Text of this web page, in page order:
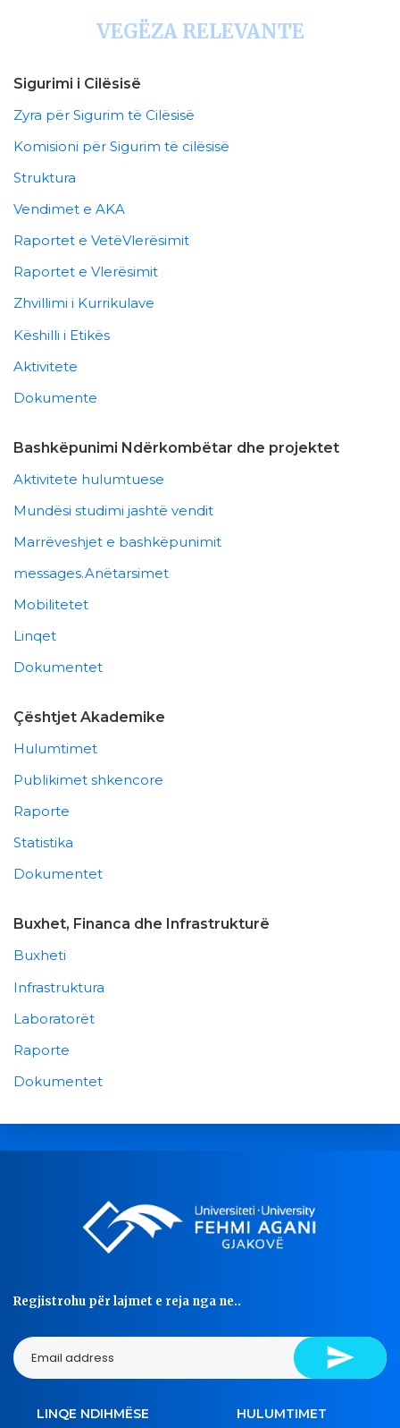
VEGËZA RELEVANTE
Sigurimi i Cilësisë
Zyra për Sigurim të Cilësisë
Komisioni për Sigurim të cilësisë
Struktura
Vendimet e AKA
Raportet e VetëVlerësimit
Raportet e Vlerësimit
Zhvillimi i Kurrikulave
Këshilli i Etikës
Aktivitete
Dokumente
Bashkëpunimi Ndërkombëtar dhe projektet
Aktivitete hulumtuese
Mundësi studimi jashtë vendit
Marrëveshjet e bashkëpunimit
messages.Anëtarsimet
Mobilitetet
Linqet
Dokumentet
Çështjet Akademike
Hulumtimet
Publikimet shkencore
Raporte
Statistika
Dokumentet
Buxhet, Financa dhe Infrastrukturë
Buxheti
Infrastruktura
Laboratorët
Raporte
Dokumentet
Regjistrohu për lajmet e reja nga ne..
LINQE NDIHMËSE HULUMTIMET